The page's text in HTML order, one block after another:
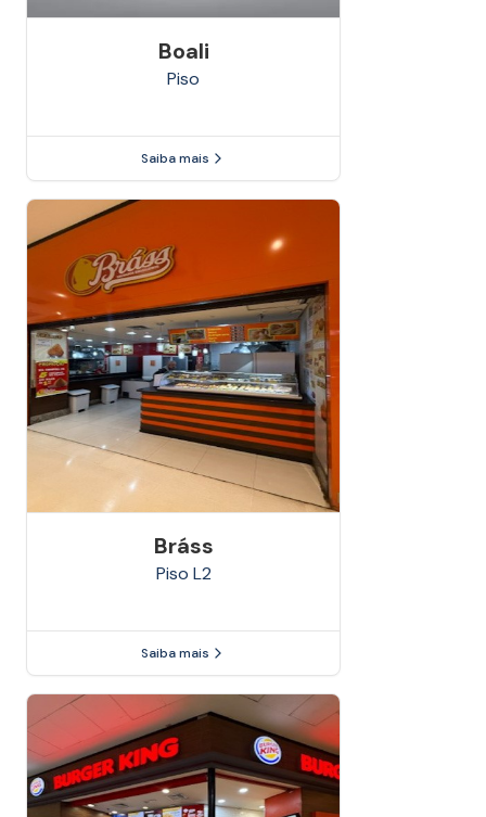
Boali
Piso
Saiba mais
Bráss
Piso L2
Saiba mais